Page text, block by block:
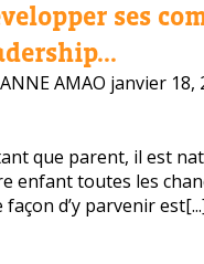
ses
AMAO janvier 18,
que parent, il est
enfant toutes les
façon d’y parvenir
choisir votre